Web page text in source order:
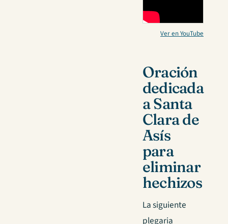
Ver en YouTube
Oración
dedicada
a Santa
Clara de
Asís
para
eliminar
hechizos
La siguiente
plegaria